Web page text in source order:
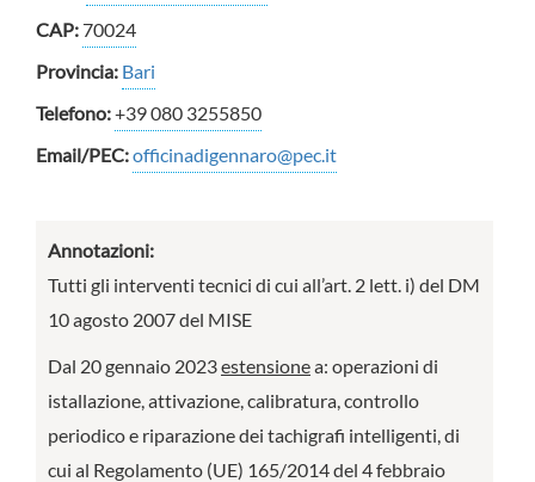
CAP:70024
Provincia: Bari
Telefono:+39 080 3255850
Email/PEC:officinadigennaro@pec.it
Annotazioni:
Tutti gli interventi tecnici di cui all’art. 2 lett. i) del DM
10 agosto 2007 del MISE
Dal 20 gennaio 2023estensionea: operazioni di
istallazione, attivazione, calibratura, controllo
periodico e riparazione dei tachigrafi intelligenti, di
cui al Regolamento (UE) 165/2014 del 4 febbraio